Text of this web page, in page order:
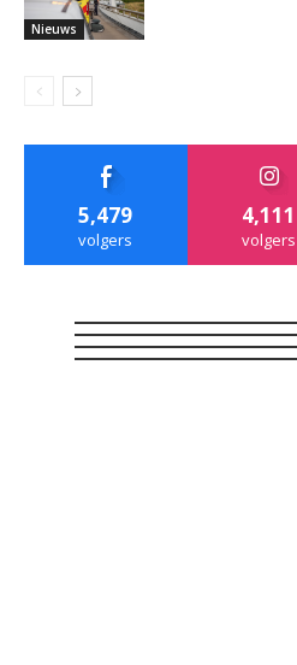
Nieuws
5,479
volgers
4,111
volgers